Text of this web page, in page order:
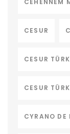
CEHENNEM
CESUR
CESUR
CESUR
CYRANO DE